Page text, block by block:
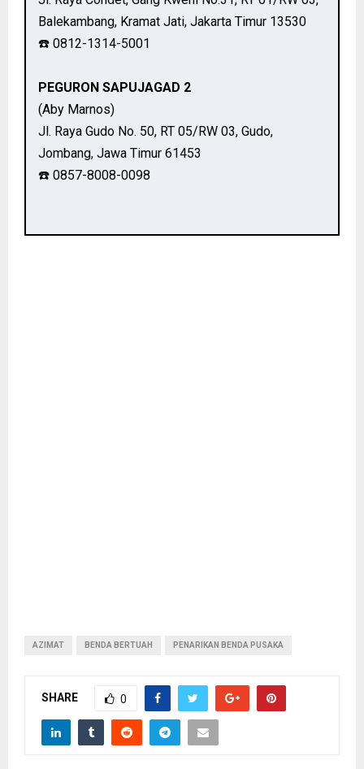
Balekambang, Kramat Jati, Jakarta Timur 13530
☎️ 0812-1314-5001
PEGURON SAPUJAGAD 2
(Aby Marnos)
Jl. Raya Gudo No. 50, RT 05/RW 03, Gudo,
Jombang, Jawa Timur 61453
☎️ 0857-8008-0098
AZIMAT BENDA BERTUAH PENARIKAN BENDA PUSAKA
SHARE 0